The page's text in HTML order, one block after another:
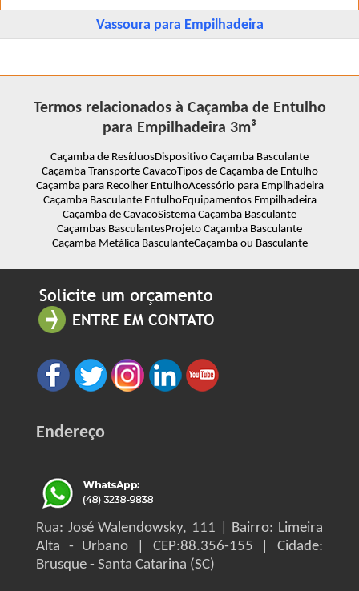
Vassoura para Empilhadeira
Termos relacionados à Caçamba de Entulho
para Empilhadeira 3m³
Caçamba de ResíduosDispositivo Caçamba Basculante
Caçamba Transporte CavacoTipos de Caçamba de Entulho
Caçamba para Recolher EntulhoAcessório para Empilhadeira
Caçamba Basculante EntulhoEquipamentos Empilhadeira
Caçamba de CavacoSistema Caçamba Basculante
Caçambas BasculantesProjeto Caçamba Basculante
Caçamba Metálica BasculanteCaçamba ou Basculante
Endereço
Rua: José Walendowsky, 111 | Bairro: Limeira
Alta - Urbano | CEP:88.356-155 | Cidade:
Brusque - Santa Catarina (SC)